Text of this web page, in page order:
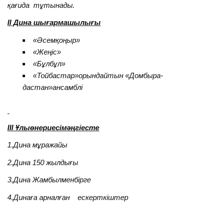
қағида тұтынады.
II Дина шығармашылығы
«Әсемқоңыр»
«Жеңіс»
«Бұлбұл»
«Тойбастар»орындайтын «Домбыра-
дастан»ансамблі
III Ұлыөнериесімәңгіесте
1.Дина мұражайы
2.Дина 150 жылдығы
3.Дина Жамбылменбірге
4.Динаға арналған ескерткіштер